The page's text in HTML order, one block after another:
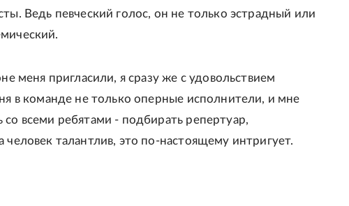
Ведь певческий голос, он не только эстрадный или
меня пригласили, я сразу же с удовольствием
в команде не только оперные исполнители, и мне
со всеми ребятами - подбирать репертуар,
человек талантлив, это по-настоящему интригует.